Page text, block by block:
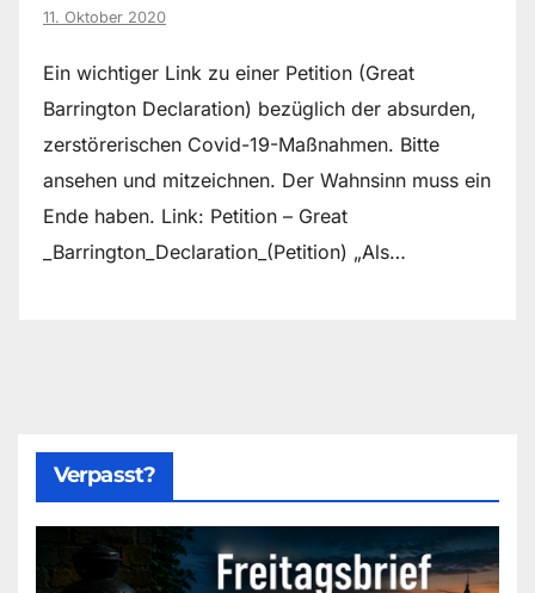
11. Oktober 2020
Ein wichtiger Link zu einer Petition (Great
Barrington Declaration) bezüglich der absurden,
zerstörerischen Covid-19-Maßnahmen. Bitte
ansehen und mitzeichnen. Der Wahnsinn muss ein
Ende haben. Link: Petition – Great
_Barrington_Declaration_(Petition) „Als…
Verpasst?